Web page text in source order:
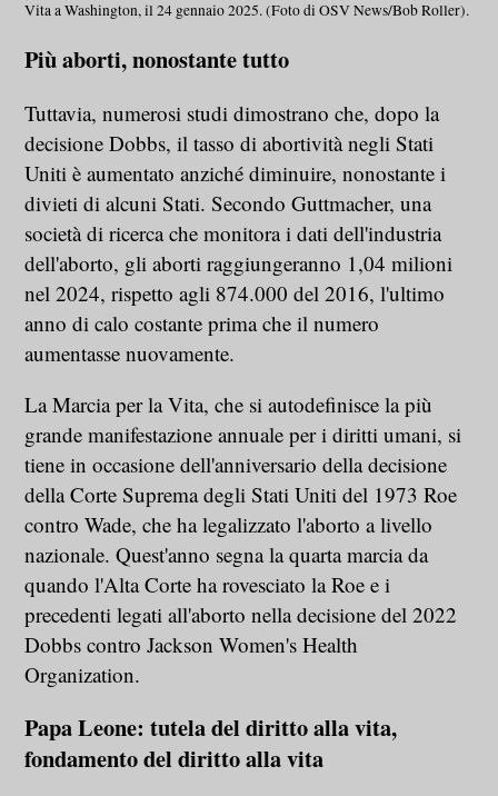
Vita a Washington, il 24 gennaio 2025. (Foto di OSV News/Bob Roller).
Più aborti, nonostante tutto
Tuttavia, numerosi studi dimostrano che, dopo la
decisione Dobbs, il tasso di abortività negli Stati
Uniti è aumentato anziché diminuire, nonostante i
divieti di alcuni Stati. Secondo Guttmacher, una
società di ricerca che monitora i dati dell'industria
dell'aborto, gli aborti raggiungeranno 1,04 milioni
nel 2024, rispetto agli 874.000 del 2016, l'ultimo
anno di calo costante prima che il numero
aumentasse nuovamente.
La Marcia per la Vita, che si autodefinisce la più
grande manifestazione annuale per i diritti umani, si
tiene in occasione dell'anniversario della decisione
della Corte Suprema degli Stati Uniti del 1973 Roe
contro Wade, che ha legalizzato l'aborto a livello
nazionale. Quest'anno segna la quarta marcia da
quando l'Alta Corte ha rovesciato la Roe e i
precedenti legati all'aborto nella decisione del 2022
Dobbs contro Jackson Women's Health
Organization.
Papa Leone: tutela del diritto alla vita,
fondamento del diritto alla vita